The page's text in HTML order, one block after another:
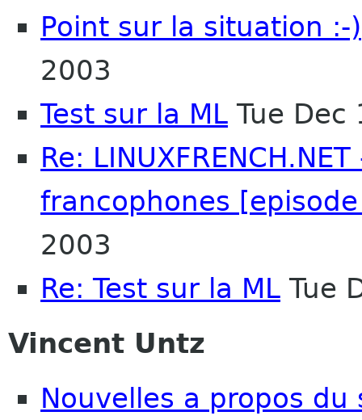
Point sur la situation :-)
2003
Test sur la ML Tue Dec
Re:
francophones
2003
Re: Test sur la ML Tue
Vincent Untz
Nouvelles a propos du